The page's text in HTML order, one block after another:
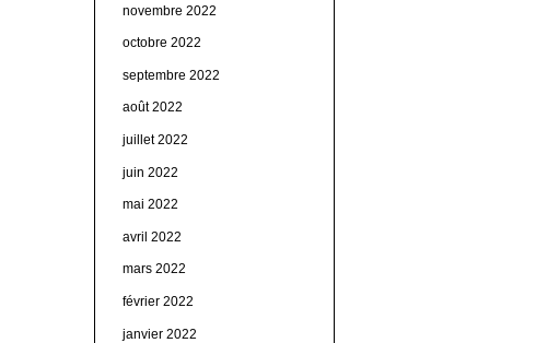
novembre 2022
octobre 2022
septembre 2022
août 2022
juillet 2022
juin 2022
mai 2022
avril 2022
mars 2022
février 2022
janvier 2022